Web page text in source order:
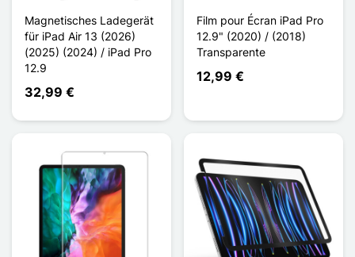
Magnetisches Ladegerät
für iPad Air 13 (2026)
(2025) (2024) / iPad Pro
12.9
32,99 €
Film pour Écran iPad Pro
12.9" (2020) / (2018)
Transparente
12,99 €